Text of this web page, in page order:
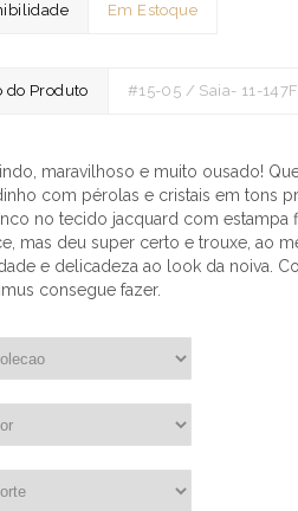
Em Estoque
do Produto #15-05 / Saia- 11-147F
maravilhoso e muito ousado!
com pérolas e cristais em tons
no tecido jacquard com estampa
mas deu super certo e trouxe, ao
e delicadeza ao look da noiva.
consegue fazer.